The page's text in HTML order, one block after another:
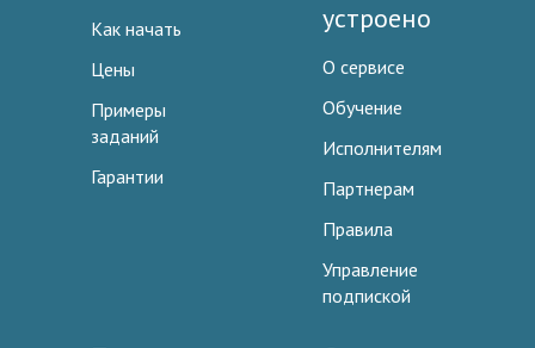
Как начать
Цены
Примеры
заданий
Гарантии
устроено
О сервисе
Обучение
Исполнителям
Партнерам
Правила
Управление
подпиской